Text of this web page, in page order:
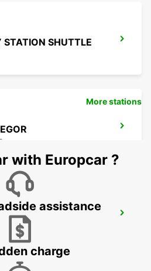
STATION SHUTTLE
More stations
with Europcar ?
assistance
charge